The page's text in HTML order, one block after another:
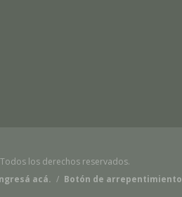
los derechos reservados.
acá. / Botón de arrepentimiento